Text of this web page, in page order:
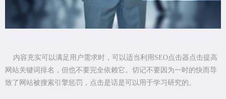
内容充实可以满足用户需求时，可以适当利用SEO点击器点击提高
网站关键词排名，但也不要完全依赖它。切记不要因为一时的快而导
致了网站被搜索引擎惩罚，点击是话是可以用于学习研究的。